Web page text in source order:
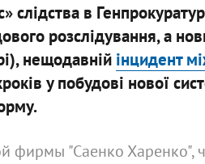
слідства в
розслідування, а
нещодавній інцидент
у побудові нової
фирмы "Саенко Харенко",